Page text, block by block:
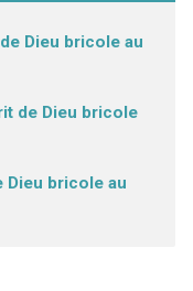
Dieu bricole au
de Dieu bricole
Dieu bricole au